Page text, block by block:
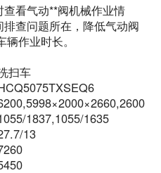
看气动**阀机械作业情
排查问题所在，降低气动阀
作业时长。
扫车
1837,1055/1635
13